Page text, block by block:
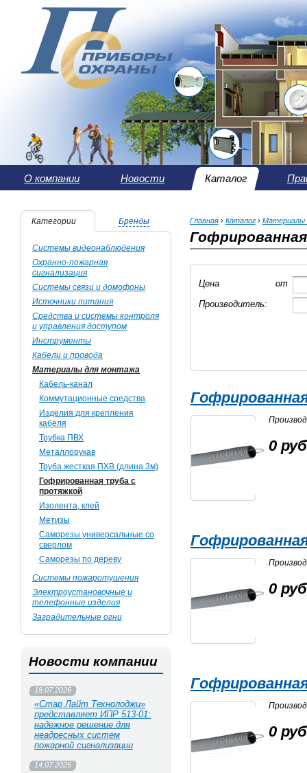
О компании Новости Каталог
Категории Бренды
Системы видеонаблюдения
Охранно-пожарная
сигнализация
Системы связи и домофоны
Источники питания
Средства и системы контроля
и управления доступом
Инструменты
Кабели и провода
Материалы для монтажа
Кабель-канал
Коммутационные средства
Изделия для крепления
кабеля
Трубка ПВХ
Металлорукав
Труба жесткая ПХВ (длина 3м)
Гофрированная труба с
протяжкой
Изолента, клей
Метизы
Саморезы универсальные со
сверлом
Саморезы по дереву
Системы пожаротушения
Электроустановочные и
телефонные изделия
Заградительные огни
Новости компании
18.07.2026
«Стар Лайт Технолоджи»
представляет ИПР 513‑01:
надежное решение для
неадресных систем
пожарной сигнализации
14.07.2026
Главная› Каталог› Материалы
от
Цена
Производитель:
0
0
0